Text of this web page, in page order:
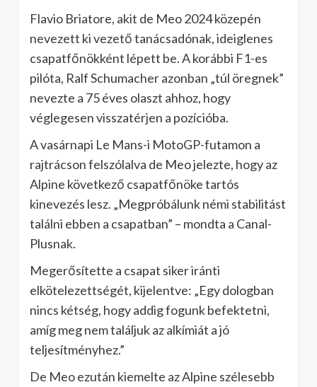
Flavio Briatore, akit de Meo 2024 közepén
nevezett ki vezető tanácsadónak, ideiglenes
csapatfőnökként lépett be. A korábbi F1-es
pilóta, Ralf Schumacher azonban „túl öregnek”
nevezte a 75 éves olaszt ahhoz, hogy
véglegesen visszatérjen a pozícióba.
A vasárnapi Le Mans-i MotoGP-futamon a
rajtrácson felszólalva de Meo jelezte, hogy az
Alpine következő csapatfőnöke tartós
kinevezés lesz. „Megpróbálunk némi stabilitást
találni ebben a csapatban” – mondta a Canal-
Plusnak.
Megerősítette a csapat siker iránti
elkötelezettségét, kijelentve: „Egy dologban
nincs kétség, hogy addig fogunk befektetni,
amíg meg nem találjuk az alkímiát a jó
teljesítményhez.”
De Meo ezután kiemelte az Alpine szélesebb